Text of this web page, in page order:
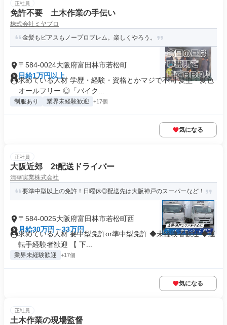
正社員
免許不要 土木作業の手伝い
株式会社ミヤプロ
金髪もピアスもノープロブレム。楽しくやろう。
〒584-0024大阪府富田林市若松町
日給1万円以上
求めている人材 学歴・経験・資格とかマジで不問 髪型・髪色
オールフリー ◎「バイク...
制服あり 業界未経験歓迎 +17個
気になる
正社員
大阪近郊 2t配送ドライバー
清華実業株式会社
要準中型以上の免許！日曜休◎配送先は大阪神戸のスーパーなど！
〒584-0025大阪府富田林市若松町西
月給30万円～33万円
求めている人材 要中型免許or準中型免許 ◆未経験者歓迎 ◆運
転手経験者歓迎 【 下...
業界未経験歓迎 +17個
気になる
正社員
土木作業の現場監督